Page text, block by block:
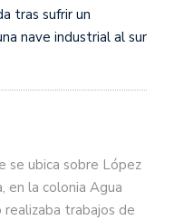
tras sufrir un
nave industrial al sur
se ubica sobre López
en la colonia Agua
realizaba trabajos de